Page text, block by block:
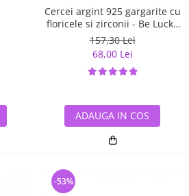
Cercei argint 925 gargarite cu
floricele si zirconii - Be Lucky
EST0022
157,30 Lei
68,00 Lei
ADAUGA IN COS
-53%